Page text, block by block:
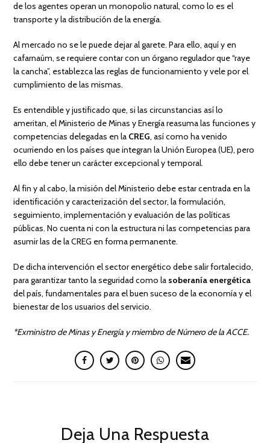
de los agentes operan un monopolio natural, como lo es el
transporte y la distribución de la energía.
Al mercado no se le puede dejar al garete. Para ello, aquí y en
cafarnaúm, se requiere contar con un órgano regulador que “raye
la cancha”, establezca las reglas de funcionamiento y vele por el
cumplimiento de las mismas.
Es entendible y justificado que, si las circunstancias así lo
ameritan, el Ministerio de Minas y Energía reasuma las funciones y
competencias delegadas en la CREG, así como ha venido
ocurriendo en los países que integran la Unión Europea (UE), pero
ello debe tener un carácter excepcional y temporal.
Al fin y al cabo, la misión del Ministerio debe estar centrada en la
identificación y caracterización del sector, la formulación,
seguimiento, implementación y evaluación de las políticas
públicas. No cuenta ni con la estructura ni las competencias para
asumir las de la CREG en forma permanente.
De dicha intervención el sector energético debe salir fortalecido,
para garantizar tanto la seguridad como la soberanía energética
del país, fundamentales para el buen suceso de la economía y el
bienestar de los usuarios del servicio.
*Exministro de Minas y Energía y miembro de Número de la ACCE.
Deja Una Respuesta